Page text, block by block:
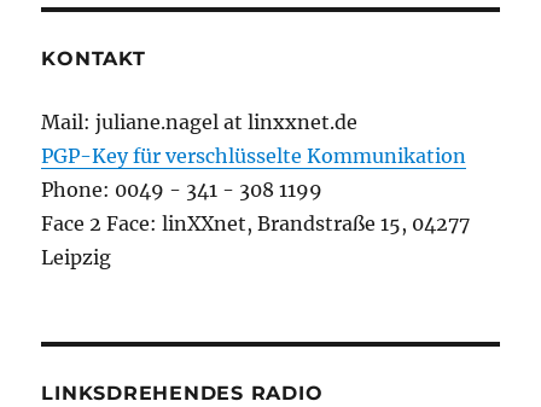
KONTAKT
Mail: juliane.nagel at linxxnet.de
PGP-Key für verschlüsselte Kommunikation
Phone: 0049 - 341 - 308 1199
Face 2 Face: linXXnet, Brandstraße 15, 04277
Leipzig
LINKSDREHENDES RADIO